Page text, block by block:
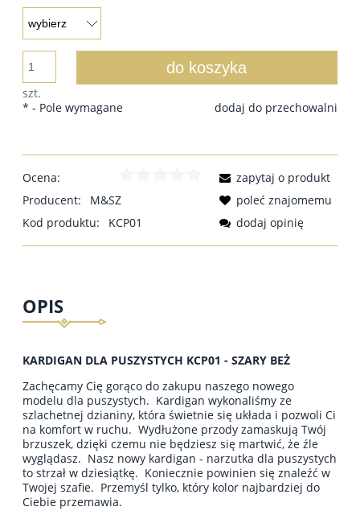
szt.
do koszyka
dodaj do przechowalni
* - Pole wymagane
Ocena:
Producent:
M&SZ
Kod produktu:
KCP01
zapytaj o produkt
poleć znajomemu
dodaj opinię
OPIS
KARDIGAN DLA PUSZYSTYCH KCP01 - SZARY BEŻ
Zachęcamy Cię gorąco do zakupu naszego nowego
modelu dla puszystych. Kardigan wykonaliśmy ze
szlachetnej dzianiny, która świetnie się układa i pozwoli Ci
na komfort w ruchu. Wydłużone przody zamaskują Twój
brzuszek, dzięki czemu nie będziesz się martwić, że źle
wyglądasz. Nasz nowy kardigan - narzutka dla puszystych
to strzał w dziesiątkę. Koniecznie powinien się znaleźć w
Twojej szafie. Przemyśl tylko, który kolor najbardziej do
Ciebie przemawia.